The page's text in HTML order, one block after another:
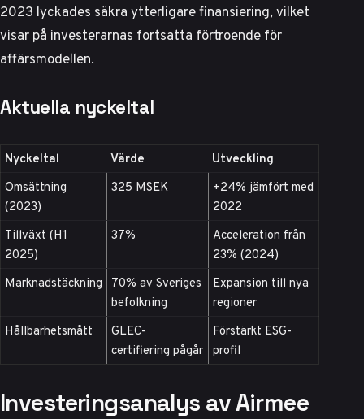
2023 lyckades säkra ytterligare finansiering, vilket
visar på investerarnas fortsatta förtroende för
affärsmodellen.
Aktuella nyckeltal
Nyckeltal Värde
Utveckling
Omsättning
(2023)
325 MSEK
+24% jämfört med
2022
Tillväxt (H1
2025)
37%
Acceleration från
23% (2024)
Marknadstäckning 70% av Sveriges
befolkning
Expansion till nya
regioner
Hållbarhetsmått
GLEC-
certifiering pågår
Förstärkt ESG-
profil
Investeringsanalys av Airmee